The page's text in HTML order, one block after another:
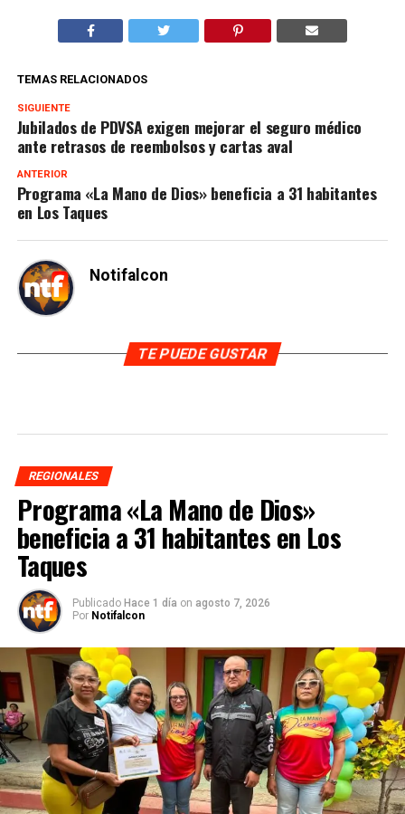
TEMAS RELACIONADOS
SIGUIENTE
Jubilados de PDVSA exigen mejorar el seguro médico
ante retrasos de reembolsos y cartas aval
ANTERIOR
Programa «La Mano de Dios» beneficia a 31 habitantes
en Los Taques
Notifalcon
TE PUEDE GUSTAR
REGIONALES
Programa «La Mano de Dios»
beneficia a 31 habitantes en Los
Taques
Publicado Hace 1 día on agosto 7, 2026
Por Notifalcon